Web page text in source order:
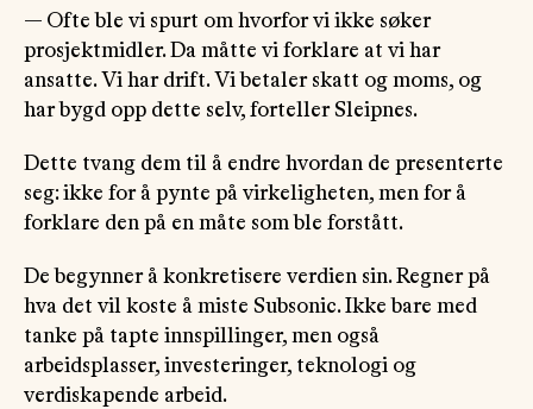
— Ofte ble vi spurt om hvorfor vi ikke søker
prosjektmidler. Da måtte vi forklare at vi har
ansatte. Vi har drift. Vi betaler skatt og moms, og
har bygd opp dette selv, forteller Sleipnes.
Dette tvang dem til å endre hvordan de presenterte
seg: ikke for å pynte på virkeligheten, men for å
forklare den på en måte som ble forstått.
De begynner å konkretisere verdien sin. Regner på
hva det vil koste å miste Subsonic. Ikke bare med
tanke på tapte innspillinger, men også
arbeidsplasser, investeringer, teknologi og
verdiskapende arbeid.